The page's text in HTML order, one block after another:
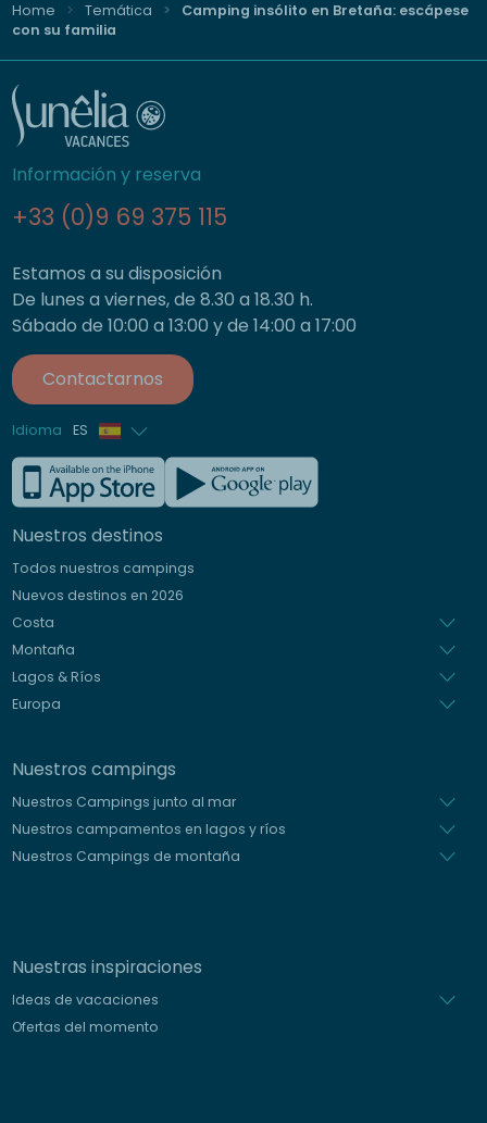
Home Temática
Camping insólito en Bretaña: escápese
con su familia
Información y reserva
+33 (0)9 69 375 115
Estamos a su disposición
De lunes a viernes, de 8.30 a 18.30 h.
Sábado de 10:00 a 13:00 y de 14:00 a 17:00
Contactarnos
Idioma ES
Francés
Inglés
Alemán
Nuestros destinos
Todos nuestros campings
Nuevos destinos en 2026
Costa
Montaña
Lagos & Ríos
Europa
Nuestros campings
Nuestros Campings junto al mar
Nuestros campamentos en lagos y ríos
Nuestros Campings de montaña
Nuestras inspiraciones
Ideas de vacaciones
Ofertas del momento